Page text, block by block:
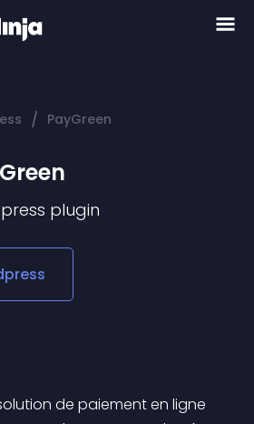
/ PayGreen
plugin
de paiement en ligne